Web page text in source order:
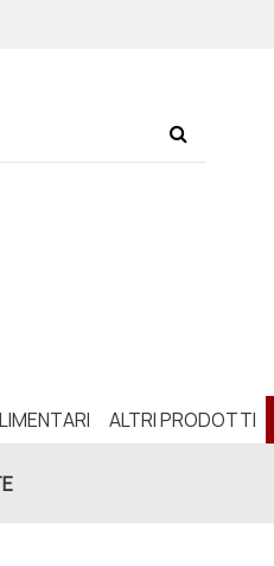
ALTRI PRODOTTI